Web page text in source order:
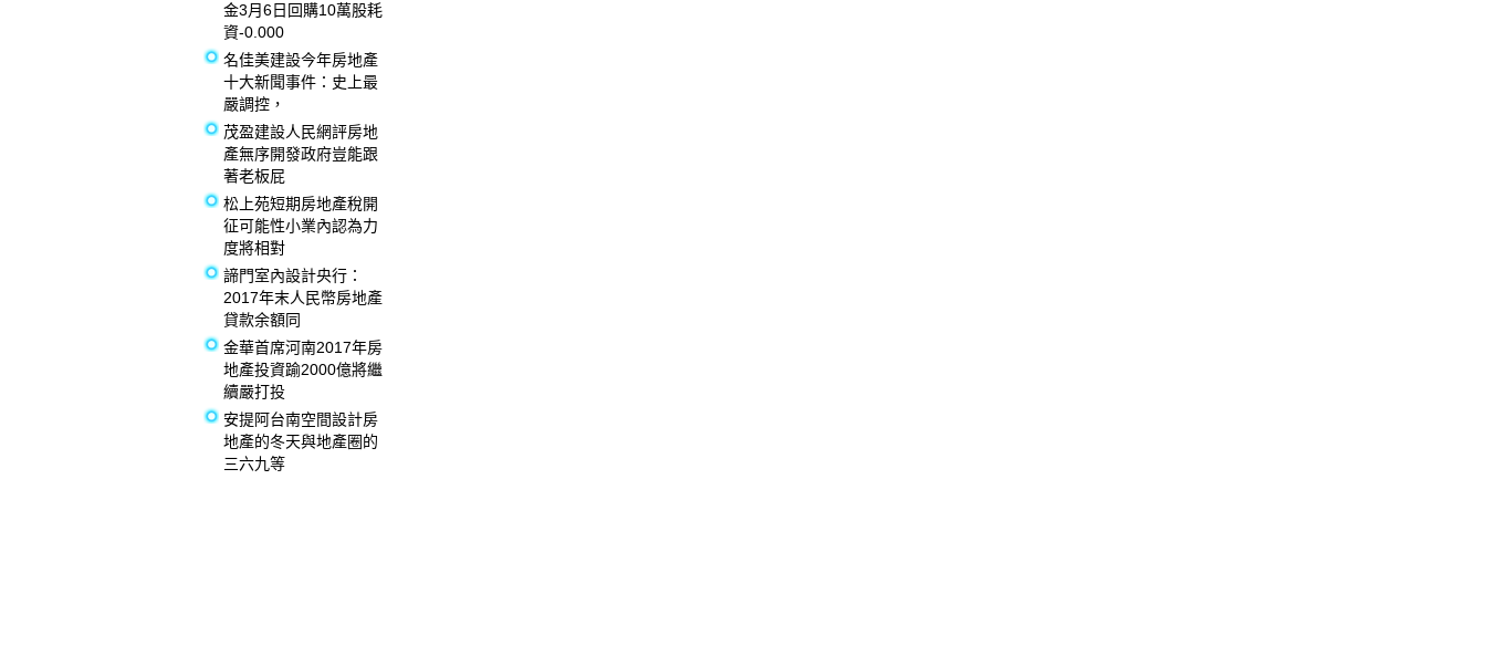
金3月6日回購10萬股耗
資-0.000
名佳美建設今年房地產
十大新聞事件：史上最
嚴調控，
茂盈建設人民網評房地
產無序開發政府豈能跟
著老板屁
松上苑短期房地產稅開
征可能性小業內認為力
度將相對
諦門室內設計央行：
2017年末人民幣房地產
貸款余額同
金華首席河南2017年房
地產投資踰2000億將繼
續嚴打投
安提阿台南空間設計房
地產的冬天與地產圈的
三六九等